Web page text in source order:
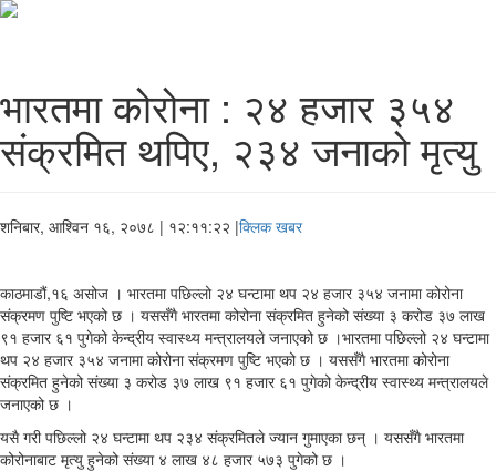
भारतमा कोरोना : २४ हजार ३५४
संक्रमित थपिए, २३४ जनाको मृत्यु
शनिबार, आश्विन १६, २०७८ | १२:११:२२ |क्लिक खबर
काठमाडौं,१६ असोज । भारतमा पछिल्लो २४ घन्टामा थप २४ हजार ३५४ जनामा कोरोना
संक्रमण पुष्टि भएको छ । यससँगै भारतमा कोरोना संक्रमित हुनेको संख्या ३ करोड ३७ लाख
९१ हजार ६१ पुगेको केन्द्रीय स्वास्थ्य मन्त्रालयले जनाएको छ ।भारतमा पछिल्लो २४ घन्टामा
थप २४ हजार ३५४ जनामा कोरोना संक्रमण पुष्टि भएको छ । यससँगै भारतमा कोरोना
संक्रमित हुनेको संख्या ३ करोड ३७ लाख ९१ हजार ६१ पुगेको केन्द्रीय स्वास्थ्य मन्त्रालयले
जनाएको छ ।
यसै गरी पछिल्लो २४ घन्टामा थप २३४ संक्रमितले ज्यान गुमाएका छन् । यससँगै भारतमा
कोरोनाबाट मृत्यु हुनेको संख्या ४ लाख ४८ हजार ५७३ पुगेको छ ।